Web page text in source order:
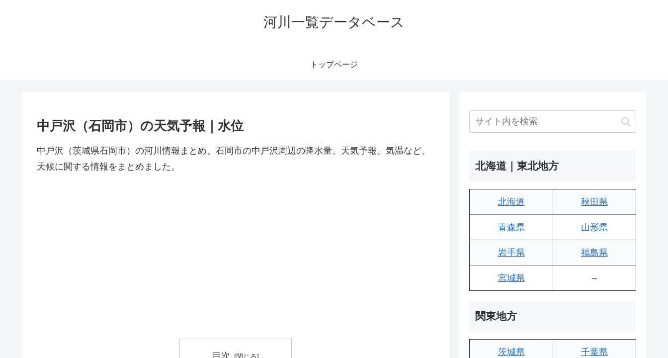
河川一覧データベース
トップページ
中戸沢（石岡市）の天気予報｜水位
中戸沢（茨城県石岡市）の河川情報まとめ。石岡市の中戸沢周辺の降水量、天気予報、気温など、
天候に関する情報をまとめました。
北海道｜東北地方
北海道 秋田県
青森県 山形県
岩手県 福島県
宮城県 –
関東地方
茨城県 千葉県